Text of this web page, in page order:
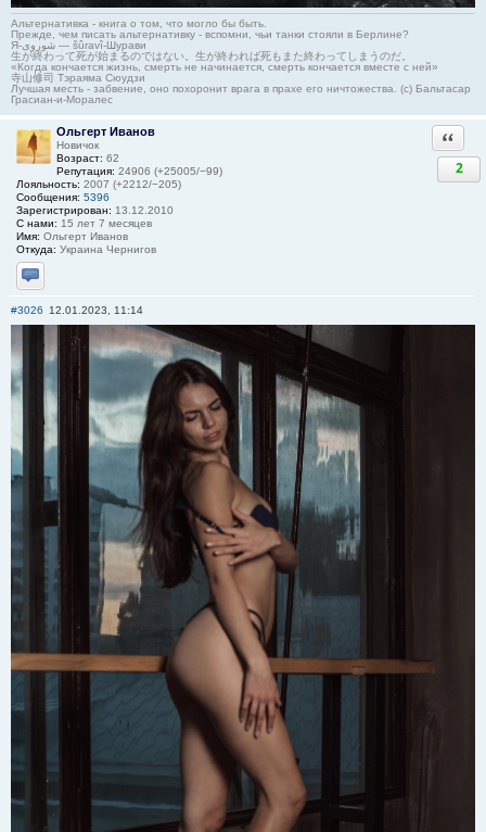
Альтернативка - книга о том, что могло бы быть.
Прежде, чем писать альтернативку - вспомни, чьи танки стояли в Берлине?
Я-شوروی — šûravî-Шурави
生が終わって死が始まるのではない。生が終われば死もまた終わってしまうのだ。
«Когда кончается жизнь, смерть не начинается, смерть кончается вместе с ней»
寺山修司 Тэраяма Сюудзи
Лучшая месть - забвение, оно похоронит врага в прахе его ничтожества. (с) Бальтасар
Грасиан-и-Моралес
Ольгерт Иванов
Новичок
Возраст: 62
Репутация: 24906 (+25005/−99)
Лояльность: 2007 (+2212/−205)
Сообщения: 5396
Зарегистрирован: 13.12.2010
С нами: 15 лет 7 месяцев
Имя: Ольгерт Иванов
Откуда: Украина Чернигов
Отправить личное сообщение
2
#3026 12.01.2023, 11:14